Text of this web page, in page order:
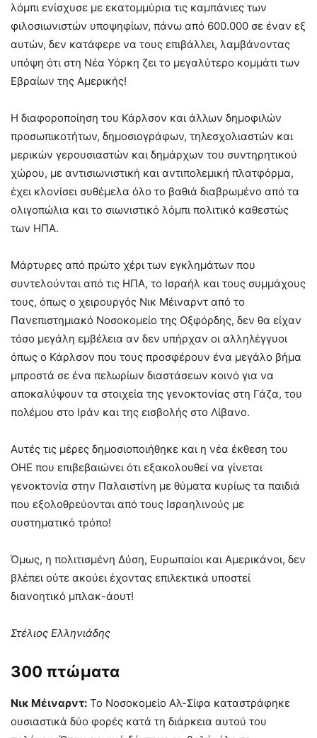
λόμπι ενίσχυσε με εκατομμύρια τις καμπάνιες των
φιλοσιωνιστών υποψηφίων, πάνω από 600.000 σε έναν εξ
αυτών, δεν κατάφερε να τους επιβάλλει, λαμβάνοντας
υπόψη ότι στη Νέα Υόρκη ζει το μεγαλύτερο κομμάτι των
Εβραίων της Αμερικής!
Η διαφοροποίηση του Κάρλσον και άλλων δημοφιλών
προσωπικοτήτων, δημοσιογράφων, τηλεσχολιαστών και
μερικών γερουσιαστών και δημάρχων του συντηρητικού
χώρου, με αντισιωνιστική και αντιπολεμική πλατφόρμα,
έχει κλονίσει συθέμελα όλο το βαθιά διαβρωμένο από τα
ολιγοπώλια και το σιωνιστικό λόμπι πολιτικό καθεστώς
των ΗΠΑ.
Μάρτυρες από πρώτο χέρι των εγκλημάτων που
συντελούνται από τις ΗΠΑ, το Ισραήλ και τους συμμάχους
τους, όπως ο χειρουργός Νικ Μέιναρντ από το
Πανεπιστημιακό Νοσοκομείο της Οξφόρδης, δεν θα είχαν
τόσο μεγάλη εμβέλεια αν δεν υπήρχαν οι αλληλέγγυοι
όπως ο Κάρλσον που τους προσφέρουν ένα μεγάλο βήμα
μπροστά σε ένα πελωρίων διαστάσεων κοινό για να
αποκαλύψουν τα στοιχεία της γενοκτονίας στη Γάζα, του
πολέμου στο Ιράν και της εισβολής στο Λίβανο.
Αυτές τις μέρες δημοσιοποιήθηκε και η νέα έκθεση του
ΟΗΕ που επιβεβαιώνει ότι εξακολουθεί να γίνεται
γενοκτονία στην Παλαιστίνη με θύματα κυρίως τα παιδιά
που εξολοθρεύονται από τους Ισραηλινούς με
συστηματικό τρόπο!
Όμως, η πολιτισμένη Δύση, Ευρωπαίοι και Αμερικάνοι, δεν
βλέπει ούτε ακούει έχοντας επιλεκτικά υποστεί
διανοητικό μπλακ-άουτ!
Στέλιος Ελληνιάδης
300 πτώματα
Νικ Μέιναρντ: Το Νοσοκομείο Αλ-Σίφα καταστράφηκε
ουσιαστικά δύο φορές κατά τη διάρκεια αυτού του